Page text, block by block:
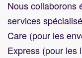
Nous collaborons
services
Care (pour les
Express (pour les